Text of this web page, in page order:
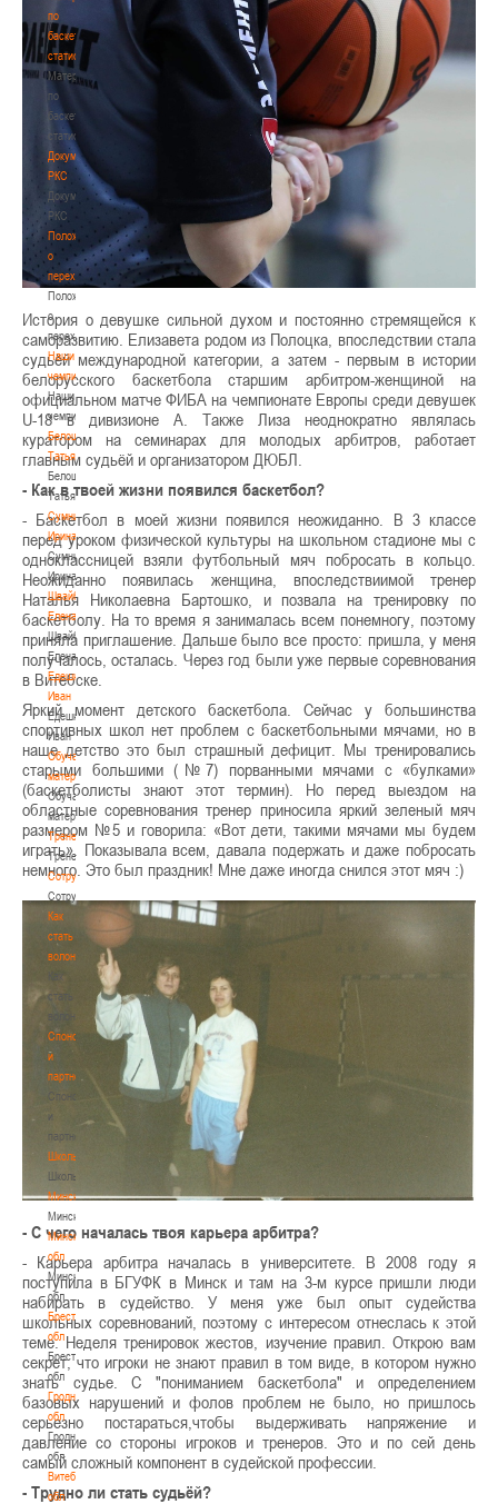
по
баскетбольной
статистике
Материалы
по
баскетбольной
статистике
Документы
РКС
Документы
РКС
Положение
о
переходах
Положение
о
переходах
Наши
чемпионы
Наши
чемпионы
Белошапко
Татьяна
Белошапко
Татьяна
Сумникова
Ирина
Сумникова
Ирина
Швайбович
Елена
Швайбович
Елена
Едешко
Иван
Едешко
Иван
Обучающие
материалы
Обучающие
материалы
Тренерам
Тренерам
Сотрудничество
Сотрудничество
Как
стать
волонтером
Как
стать
волонтером
Спонсоры
и
партнеры
Спонсоры
и
партнеры
Школы
Школы
Минск
Минск
Минская
обл
Минская
обл
Брестская
обл
Брестская
обл
Гродненская
обл
Гродненская
обл
Витебская
обл
История о девушке сильной духом и постоянно стремящейся к
саморазвитию. Елизавета родом из Полоцка, впоследствии стала
судьёй международной категории, а затем - первым в истории
белорусского баскетбола старшим арбитром-женщиной на
официальном матче ФИБА на чемпионате Европы среди девушек
U-18 в дивизионе А. Также Лиза неоднократно являлась
куратором на семинарах для молодых арбитров, работает
главным судьёй и организатором ДЮБЛ.
- Как в твоей жизни появился баскетбол?
- Баскетбол в моей жизни появился неожиданно. В 3 классе
перед уроком физической культуры на школьном стадионе мы с
одноклассницей взяли футбольный мяч побросать в кольцо.
Неожиданно появилась женщина, впоследствиимой тренер
Наталья Николаевна Бартошко, и позвала на тренировку по
баскетболу. На то время я занималась всем понемногу, поэтому
приняла приглашение. Дальше было все просто: пришла, у меня
получалось, осталась. Через год были уже первые соревнования
в Витебске.
Яркий момент детского баскетбола. Сейчас у большинства
спортивных школ нет проблем с баскетбольными мячами, но в
наше детство это был страшный дефицит. Мы тренировались
старыми большими (№7) порванными мячами с «булками»
(баскетболисты знают этот термин). Но перед выездом на
областные соревнования тренер приносила яркий зеленый мяч
размером №5 и говорила: «Вот дети, такими мячами мы будем
играть». Показывала всем, давала подержать и даже побросать
немного. Это был праздник! Мне даже иногда снился этот мяч :)
- С чего началась твоя карьера арбитра?
- Карьера арбитра началась в университете. В 2008 году я
поступила в БГУФК в Минск и там на 3-м курсе пришли люди
набирать в судейство. У меня уже был опыт судейства
школьных соревнований, поэтому с интересом отнеслась к этой
теме. Неделя тренировок жестов, изучение правил. Открою вам
секрет, что игроки не знают правил в том виде, в котором нужно
знать судье. С "пониманием баскетбола" и определением
базовых нарушений и фолов проблем не было, но пришлось
серьезно постараться,чтобы выдерживать напряжение и
давление со стороны игроков и тренеров. Это и по сей день
самый сложный компонент в судейской профессии.
- Трудно ли стать судьёй?